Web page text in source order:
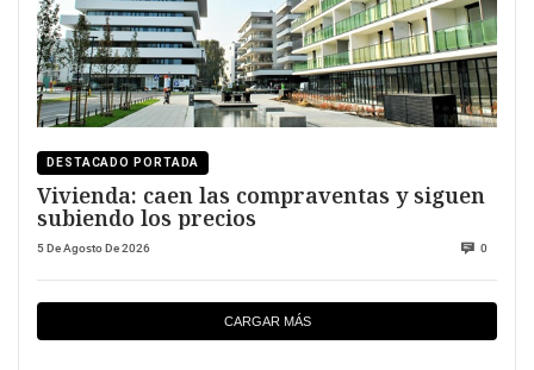
DESTACADO PORTADA
Vivienda: caen las compraventas y siguen
subiendo los precios
5 De Agosto De 2026 0
CARGAR MÁS